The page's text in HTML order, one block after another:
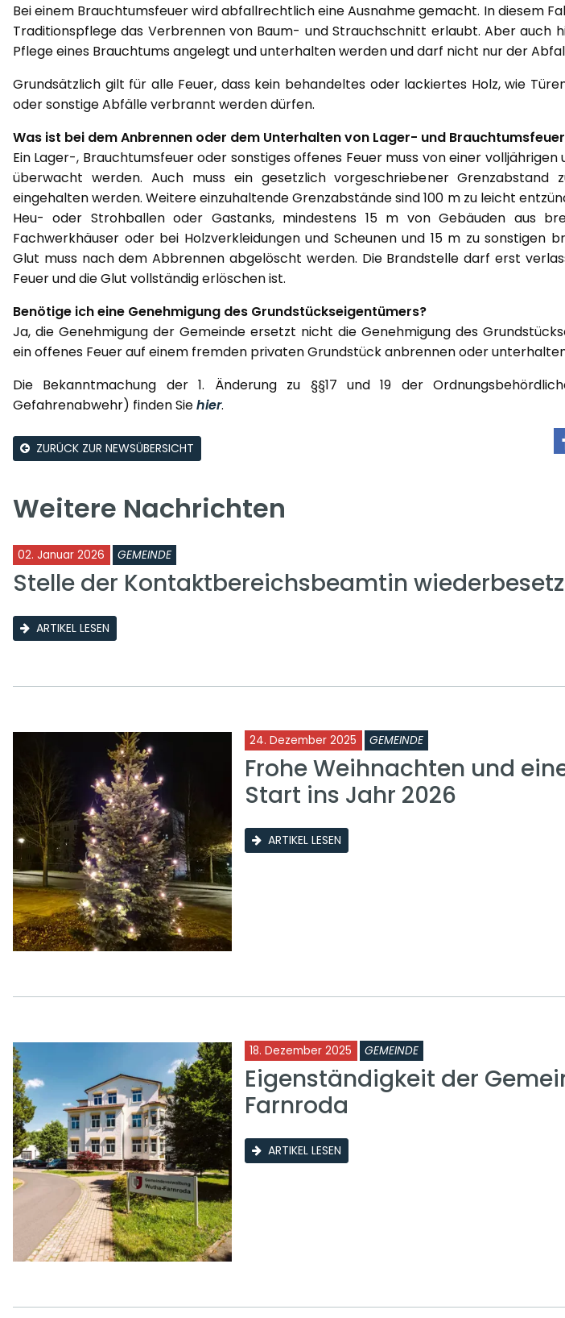
Bei einem Brauchtumsfeuer wird abfallrechtlich eine Ausnahme gemacht. In diesem
Traditionspflege das Verbrennen von Baum- und Strauchschnitt erlaubt. Aber auch
Pflege eines Brauchtums angelegt und unterhalten werden und darf nicht nur der
Grundsätzlich gilt für alle Feuer, dass kein behandeltes oder lackiertes Holz, wie
oder sonstige Abfälle verbrannt werden dürfen.
Was ist bei dem Anbrennen oder dem Unterhalten von Lager- und
Ein Lager-, Brauchtumsfeuer oder sonstiges offenes Feuer muss von einer volljährigen
überwacht werden. Auch muss ein gesetzlich vorgeschriebener Grenzabstand
eingehalten werden. Weitere einzuhaltende Grenzabstände sind 100 m zu leicht
Heu- oder Strohballen oder Gastanks, mindestens 15 m von Gebäuden aus
Fachwerkhäuser oder bei Holzverkleidungen und Scheunen und 15 m zu sonstigen
Glut muss nach dem Abbrennen abgelöscht werden. Die Brandstelle darf erst
Feuer und die Glut vollständig erlöschen ist.
Benötige ich eine Genehmigung des Grundstückseigentümers?
Ja, die Genehmigung der Gemeinde ersetzt nicht die Genehmigung des
ein offenes Feuer auf einem fremden privaten Grundstück anbrennen oder
Die Bekanntmachung der 1. Änderung zu §§17 und 19 der
Gefahrenabwehr) finden Siehier.
ZURÜCK ZUR NEWSÜBERSICHT
Weitere Nachrichten
02. Januar 2026 GEMEINDE
Stelle der Kontaktbereichsbeamtin
ARTIKEL LESEN
24. Dezember 2025 GEMEINDE
Frohe Weihnachten und
Start ins Jahr 2026
ARTIKEL LESEN
18. Dezember 2025 GEMEINDE
Eigenständigkeit der
Farnroda
ARTIKEL LESEN